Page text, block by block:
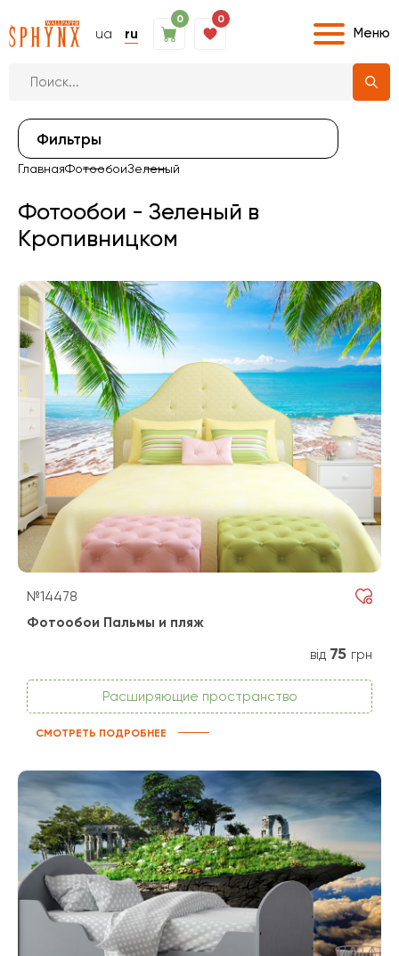
ua ru
0 0
Меню
Фильтры
ГлавнаяФотообоиЗеленый
Фотообои - Зеленый в
Кропивницком
№14478
Фотообои Пальмы и пляж
від 75 грн
Расширяющие пространство
СМОТРЕТЬ ПОДРОБНЕЕ